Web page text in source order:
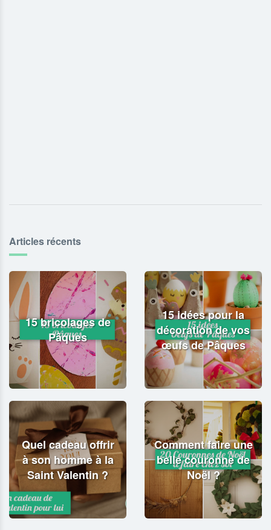
Articles récents
15 bricolages de
Pâques
15 idées pour la
décoration de vos
œufs de Pâques
Quel cadeau offrir
à son homme à la
Saint Valentin ?
Comment faire une
belle couronne de
Noël ?